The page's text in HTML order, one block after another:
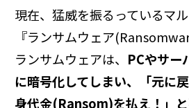
現在、猛威を振るっているマ
『ランサムウェア
ランサムウェアは、 PCやサー
に暗号化してしまい、「元に
身代金(Ransom)を払え！」